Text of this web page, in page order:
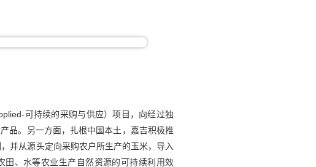
可持续的采购与供应）项目，向经过独
品。另一方面，扎根中国本土，嘉吉积极推
并从源头定向采购农户所生产的玉米，导入
田、水等农业生产自然资源的可持续利用效